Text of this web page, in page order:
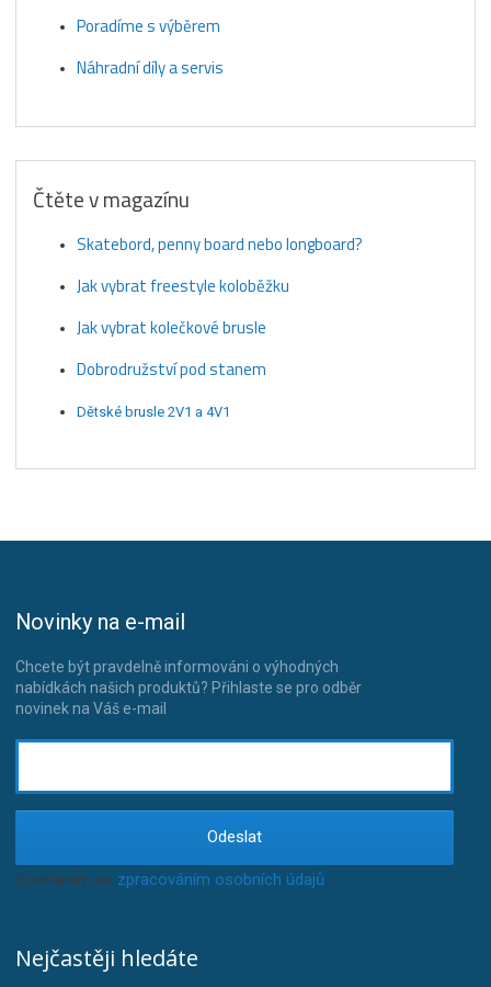
Poradíme s výběrem
Náhradní díly a servis
Čtěte v magazínu
Skatebord, penny board nebo longboard?
Jak vybrat freestyle koloběžku
Jak vybrat kolečkové brusle
Dobrodružství pod stanem
Dětské brusle 2V1 a 4V1
Novinky na e-mail
Chcete být pravdelně informováni o výhodných
nabídkách našich produktů? Přihlaste se pro odběr
novinek na Váš e-mail
Odeslat
Souhlasím se zpracováním osobních údajů.
Nejčastěji hledáte